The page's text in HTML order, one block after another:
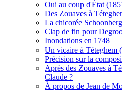
Oui au coup d'État
Des Zouaves à
La chicorée Schoonberg
Clap de fin pour
Inondations en 1748
Un vicaire à Téteghem
Précision sur la
Après des Zouaves à
Claude ?
À propos de Jean de